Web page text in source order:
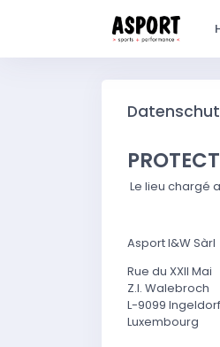
Le lieu chargé
Asport I&W Sàrl
Rue du XXII Mai
Z.I. Walebroch
L-9099 Ingeldorf
Luxembourg